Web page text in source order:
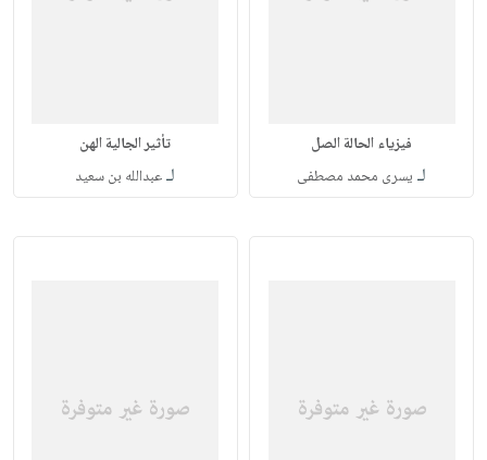
فيزياء الحالة الصل
لـ يسرى محمد مصطفى
تأثير الجالية الهن
لـعبدالله بن سعید